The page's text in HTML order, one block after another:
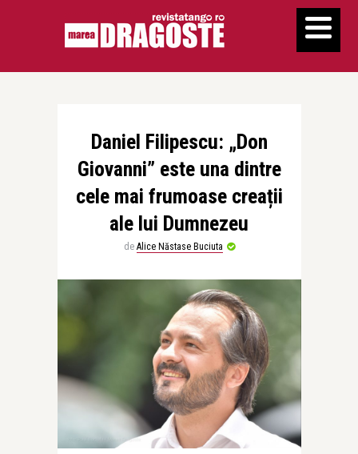
Daniel Filipescu: „Don
Giovanni” este una dintre
cele mai frumoase creații
ale lui Dumnezeu
de Alice Năstase Buciuta